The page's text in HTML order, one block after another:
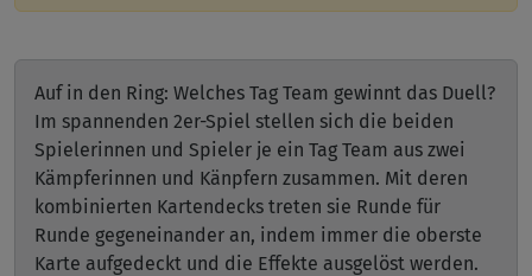
Auf in den Ring: Welches Tag Team gewinnt das Duell?
Im spannenden 2er-Spiel stellen sich die beiden
Spielerinnen und Spieler je ein Tag Team aus zwei
Kämpferinnen und Känpfern zusammen. Mit deren
kombinierten Kartendecks treten sie Runde für
Runde gegeneinander an, indem immer die oberste
Karte aufgedeckt und die Effekte ausgelöst werden.